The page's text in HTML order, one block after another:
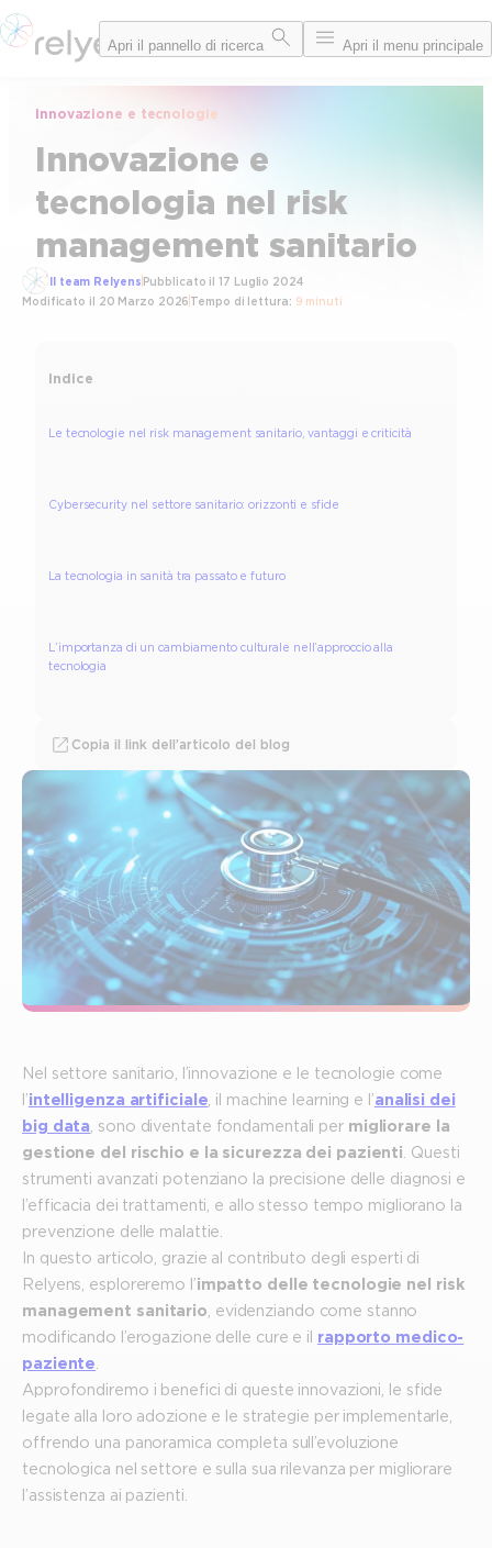
Vai
al
Apri il pannello di ricerca Apri il menu principale
Innovazione e tecnologie
Innovazione e
tecnologia nel risk
management sanitario
Il team Relyens Pubblicato il17 Luglio 2024
Modificato il 20 Marzo 2026 Tempo di lettura: 9 minuti
Nel settore sanitario, l’innovazione e le tecnologie come
l’intelligenza artificiale, il machine learning e l’analisi dei
big data, sono diventate fondamentali per migliorare la
gestione del rischio e la sicurezza dei pazienti. Questi
strumenti avanzati potenziano la precisione delle diagnosi e
l’efficacia dei trattamenti, e allo stesso tempo migliorano la
prevenzione delle malattie.
In questo articolo, grazie al contributo degli esperti di
Relyens, esploreremo l’impatto delle tecnologie nel risk
management sanitario, evidenziando come stanno
modificando l’erogazione delle cure e il rapporto medico-
paziente.
Approfondiremo i benefici di queste innovazioni, le sfide
legate alla loro adozione e le strategie per implementarle,
offrendo una panoramica completa sull’evoluzione
tecnologica nel settore e sulla sua rilevanza per migliorare
l’assistenza ai pazienti.
Indice
Le tecnologie nel risk management sanitario, vantaggi e criticità
Cybersecurity nel settore sanitario: orizzonti e sfide
La tecnologia in sanità tra passato e futuro
L’importanza di un cambiamento culturale nell’approccio alla
tecnologia
Copia il link dell’articolo del blog